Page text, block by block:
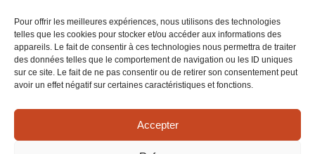
Pour offrir les meilleures expériences, nous utilisons des technologies
telles que les cookies pour stocker et/ou accéder aux informations des
appareils. Le fait de consentir à ces technologies nous permettra de traiter
des données telles que le comportement de navigation ou les ID uniques
sur ce site. Le fait de ne pas consentir ou de retirer son consentement peut
avoir un effet négatif sur certaines caractéristiques et fonctions.
Accepter
+33 3 63 57 40 30
contact@hironwoods.com
5 chemin des Vignes
39600 Cramans
(Jura – FRANCE)